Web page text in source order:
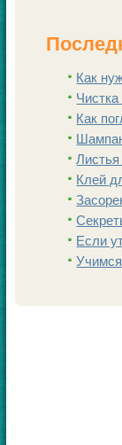
Как
Как
Клей
Если